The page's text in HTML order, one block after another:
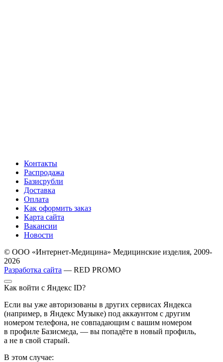
Контакты
Распродажа
Базисрубли
Доставка
Оплата
Как оформить заказ
Карта сайта
Вакансии
Новости
© ООО «Интернет-Медицина» Медицинские изделия, 2009-
2026
Разработка сайта — RED PROMO
Как войти с Яндекс ID?
Если вы уже авторизованы в других сервисах Яндекса
(например, в Яндекс Музыке) под аккаунтом с другим
номером телефона, не совпадающим с вашим номером
в профиле Базисмеда, — вы попадёте в новый профиль,
а не в свой старый.
В этом случае: